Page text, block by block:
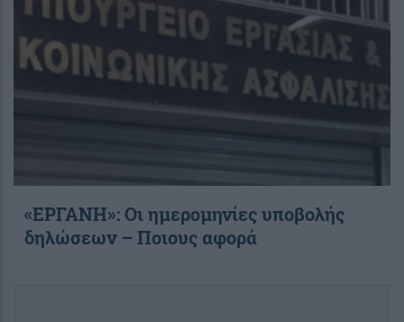
«ΕΡΓΑΝΗ»: Οι ημερομηνίες υποβολής
δηλώσεων – Ποιους αφορά